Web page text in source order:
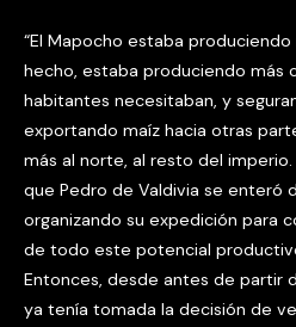
“El Mapocho estaba
hecho, estaba produciendo más
habitantes necesitaban, y
exportando maíz hacia otras
más al norte, al resto del
que Pedro de Valdivia se enteró
organizando su expedición para
de todo este potencial
Entonces, desde antes de partir
ya tenía tomada la decisión de